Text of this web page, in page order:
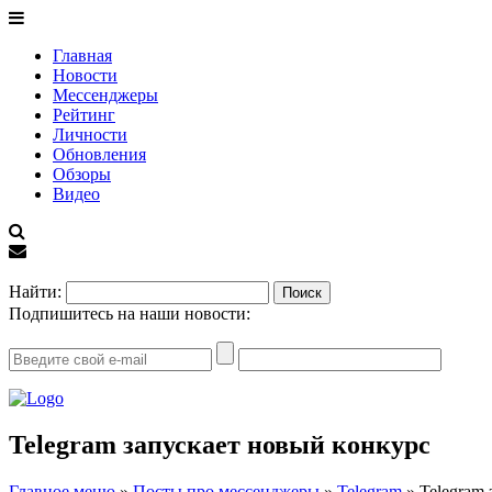
Главная
Новости
Мессенджеры
Рейтинг
Личности
Обновления
Обзоры
Видео
Найти:
Подпишитесь на наши новости:
Telegram запускает новый конкурс